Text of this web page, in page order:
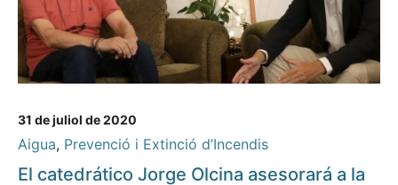
31 de juliol de 2020
Aigua, Prevenció i Extinció d’Incendis
El catedrático Jorge Olcina asesorará a la